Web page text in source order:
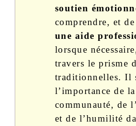
soutien
comprendre, et de
une aide
lorsque
travers le prisme
traditionnelles. Il
l’importance de la
communauté, de
et de l’humilité